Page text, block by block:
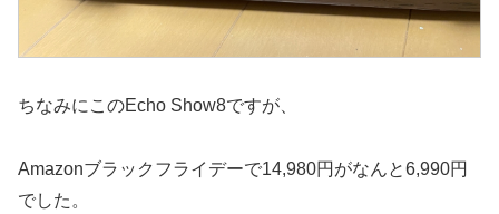
ちなみにこのEcho Show8ですが、
Amazonブラックフライデーで14,980円がなんと6,990円
でした。